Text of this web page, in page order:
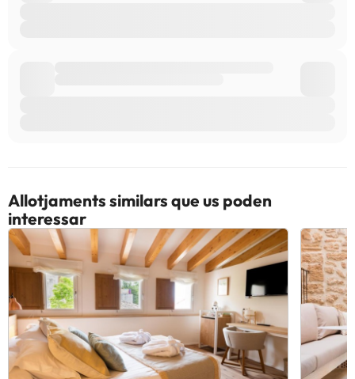
Allotjaments similars que us poden
interessar